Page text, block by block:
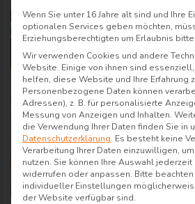
Wenn Sie unter 16 Jahre alt sind und Ihre
optionalen Services geben möchten,
Erziehungsberechtigten um Erlaubnis
Wir verwenden Cookies und andere
Website. Einige von ihnen sind
helfen, diese Website und Ihre Erfahrung
Personenbezogene Daten können
Adressen), z. B. für personalisierte
Messung von Anzeigen und Inhalten.
die Verwendung Ihrer Daten finden Sie in
Datenschutzerklärung. Es besteht keine
Verarbeitung Ihrer Daten einzuwilligen,
nutzen. Sie können Ihre Auswahl jederzeit
widerrufen oder anpassen. Bitte
individueller Einstellungen
der Website verfügbar sind.